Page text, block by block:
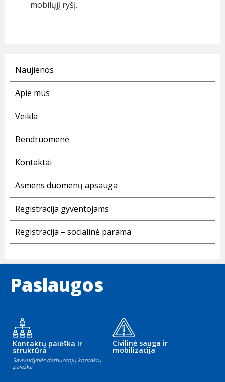
mobilųjį ryšį.
Naujienos
Apie mus
Veikla
Bendruomenė
Kontaktai
Asmens duomenų apsauga
Registracija gyventojams
Registracija – socialinė parama
Paslaugos
Kontaktų paieška ir
struktūra
Savivaldybės darbuotojų kontaktų
paieška
Civilinė sauga ir
mobilizacija